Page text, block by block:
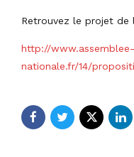
Retrouvez le projet de
http://www.assemblee-
nationale.fr/14/